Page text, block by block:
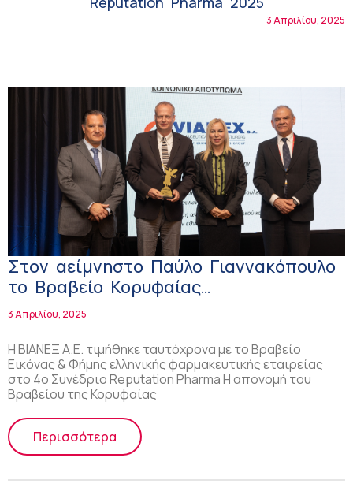
3 Απριλίου, 2025
Στον αείμνηστο Παύλο Γιαννακόπουλο
το Βραβείο Κορυφαίας
Προσωπικότητας στον κλάδο της
Ελληνικής Φαρμακοβιομηχανίας!
3 Απριλίου, 2025
Η ΒΙΑΝΕΞ Α.Ε. τιμήθηκε ταυτόχρονα με το Βραβείο
Εικόνας & Φήμης ελληνικής φαρμακευτικής εταιρείας
στο 4ο Συνέδριο Reputation Pharma Η απονομή του
Βραβείου της Κορυφαίας
Περισσότερα